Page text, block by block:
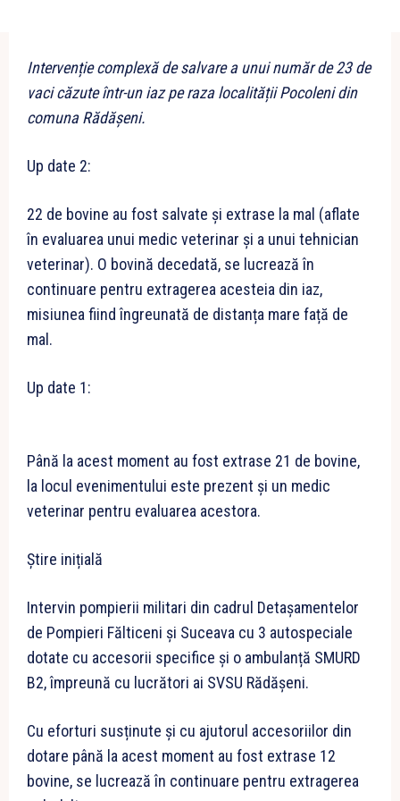
Intervenție complexă de salvare a unui număr de 23 de
vaci căzute într-un iaz pe raza localității Pocoleni din
comuna Rădășeni.
Up date 2:
22 de bovine au fost salvate și extrase la mal (aflate
în evaluarea unui medic veterinar și a unui tehnician
veterinar). O bovină decedată, se lucrează în
continuare pentru extragerea acesteia din iaz,
misiunea fiind îngreunată de distanța mare față de
mal.
Up date 1:
Până la acest moment au fost extrase 21 de bovine,
la locul evenimentului este prezent și un medic
veterinar pentru evaluarea acestora.
Știre inițială
Intervin pompierii militari din cadrul Detașamentelor
de Pompieri Fălticeni și Suceava cu 3 autospeciale
dotate cu accesorii specifice și o ambulanță SMURD
B2, împreună cu lucrători ai SVSU Rădășeni.
Cu eforturi susținute și cu ajutorul accesoriilor din
dotare până la acest moment au fost extrase 12
bovine, se lucrează în continuare pentru extragerea